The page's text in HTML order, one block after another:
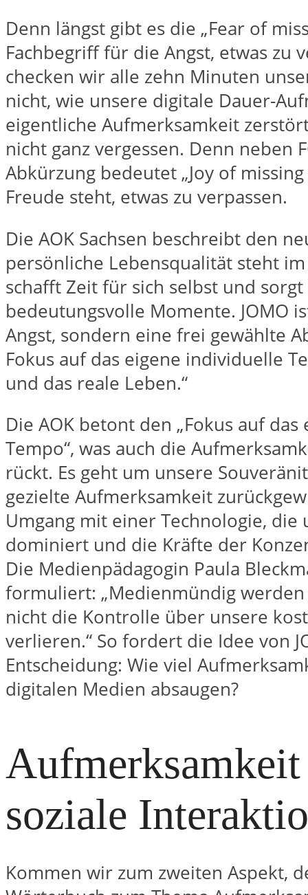
Denn längst gibt es die „Fear of
Fachbegriff für die Angst, etwas zu
checken wir alle zehn Minuten
nicht, wie unsere digitale Dauer-
eigentliche Aufmerksamkeit
nicht ganz vergessen. Denn neben
Abkürzung bedeutet „Joy of
Freude steht, etwas zu verpassen.
Die AOK Sachsen beschreibt den
persönliche Lebensqualität steht
schafft Zeit für sich selbst und
bedeutungsvolle Momente. JOMO
Angst, sondern eine frei gewählte
Fokus auf das eigene individuelle
und das reale Leben.“
Die AOK betont den „Fokus auf
Tempo“, was auch die
rückt. Es geht um unsere
gezielte Aufmerksamkeit
Umgang mit einer Technologie, die
dominiert und die Kräfte der
Die Medienpädagogin Paula
formuliert: „Medienmündig
nicht die Kontrolle über unsere
verlieren.“ So fordert die Idee von
Entscheidung: Wie viel
digitalen Medien absaugen?
soziale
Kommen wir zum zweiten Aspekt,